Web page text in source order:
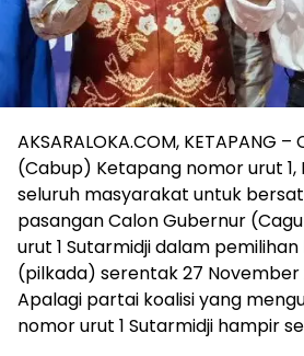
AKSARALOKA.COM, KETAPANG
(Cabup) Ketapang nomor urut
seluruh masyarakat untuk
pasangan Calon Gubernur
urut 1 Sutarmidji dalam
(pilkada) serentak 27
Apalagi partai koalisi yang
nomor urut 1 Sutarmidji hampir